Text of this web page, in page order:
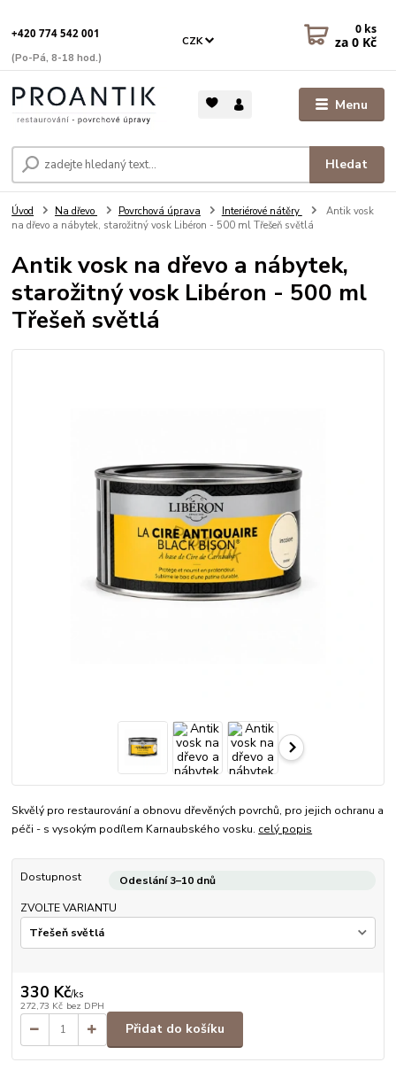
Menu
CZK
Hledat
+420 774 542 001
(Po-Pá, 8-18 hod.)
0 ks
za 0 Kč
Úvod Na dřevo Povrchová úprava Interiérové nátěry
Antik vosk
na dřevo a nábytek, starožitný vosk Libéron - 500 ml Třešeň světlá
Antik vosk na dřevo a nábytek,
starožitný vosk Libéron - 500 ml
Třešeň světlá
Skvělý pro restaurování a obnovu dřevěných povrchů, pro jejich ochranu a
péči - s vysokým podílem Karnaubského vosku. celý popis
Dostupnost
Odeslání 3–10 dnů
ZVOLTE VARIANTU
330 Kč/ks
272,73 Kč bez DPH
Přidat do košíku